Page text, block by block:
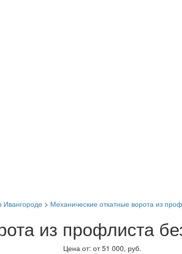
Ивангороде > Механические откатные ворота из
из профлиста
Цена от: от 51 000, руб.